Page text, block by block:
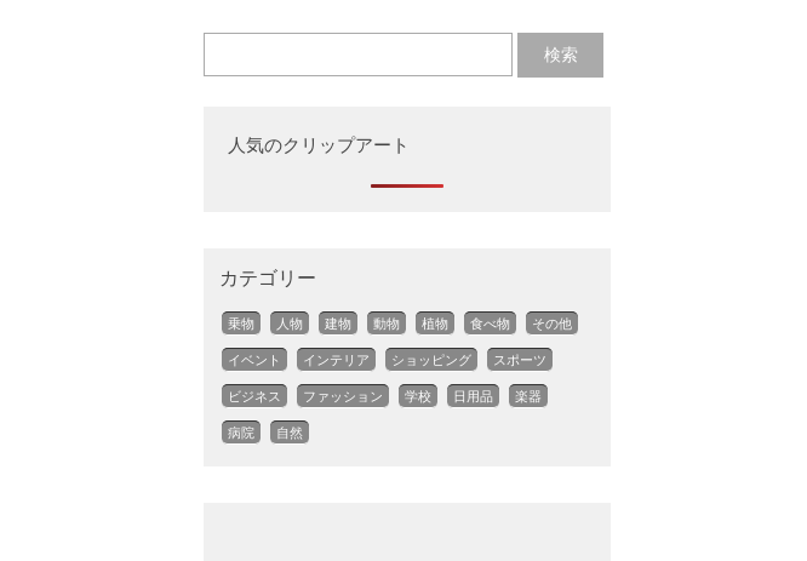
人気のクリップアート
カテゴリー
乗物 人物 建物 動物 植物 食べ物 その他
イベント インテリア ショッピング スポーツ
ビジネス ファッション 学校 日用品 楽器
病院 自然